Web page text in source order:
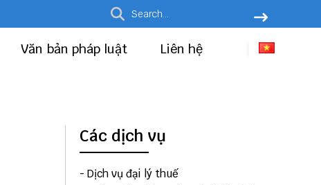
Văn bản pháp luật Liên hệ
Các dịch vụ
- Dịch vụ đại lý thuế